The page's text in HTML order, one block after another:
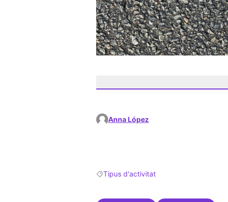
Anna López
Resultats en filtrar per: Tipus d'activitat
Tipus d'activitat